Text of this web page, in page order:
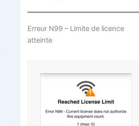
Erreur N99 – Limite de licence
atteinte